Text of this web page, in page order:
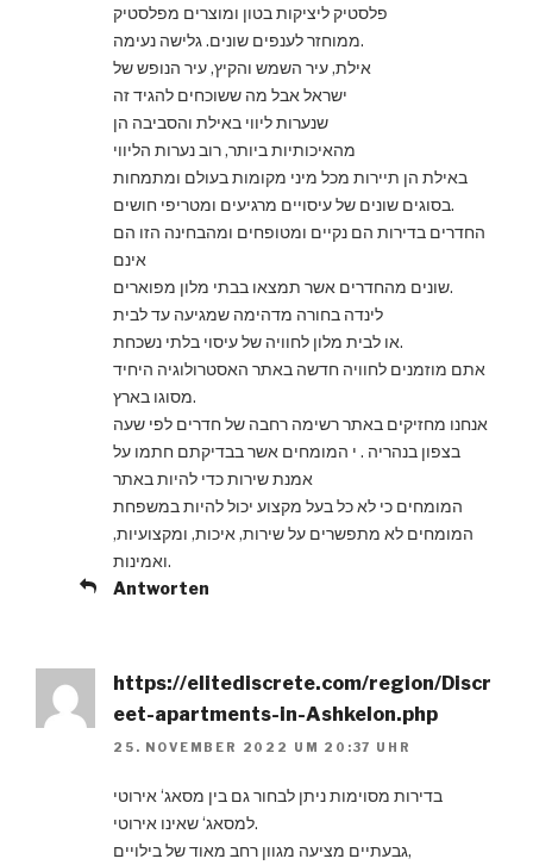
פלסטיק ליציקות בטון ומוצרים מפלסטיק
ממוחזר לענפים שונים. גלישה נעימה.
אילת, עיר השמש והקיץ, עיר הנופש של
ישראל אבל מה ששוכחים להגיד זה
שנערות ליווי באילת והסביבה הן
מהאיכותיות ביותר, רוב נערות הליווי
באילת הן תיירות מכל מיני מקומות בעולם ומתמחות
בסוגים שונים של עיסויים מרגיעים ומטריפי חושים.
החדרים בדירות הם נקיים ומטופחים ומהבחינה הזו הם
אינם
שונים מהחדרים אשר תמצאו בבתי מלון מפוארים.
לינדה בחורה מדהימה שמגיעה עד לבית
או לבית מלון לחוויה של עיסוי בלתי נשכחת.
אתם מוזמנים לחוויה חדשה באתר האסטרולוגיה היחיד
מסוגו בארץ.
אנחנו מחזיקים באתר רשימה רחבה של חדרים לפי שעה
בצפון בנהריה . י המומחים אשר בבדיקתם חתמו על
אמנת שירות כדי להיות באתר
המומחים כי לא כל בעל מקצוע יכול להיות במשפחת
המומחים לא מתפשרים על שירות, איכות, ומקצועיות,
ואמינות.
Antworten
https://elitediscrete.com/region/Discr
eet-apartments-in-Ashkelon.php
25. NOVEMBER 2022 UM 20:37 UHR
בדירות מסוימות ניתן לבחור גם בין מסאג‘ אירוטי
למסאג‘ שאינו אירוטי.
גבעתיים מציעה מגוון רחב מאוד של בילויים,